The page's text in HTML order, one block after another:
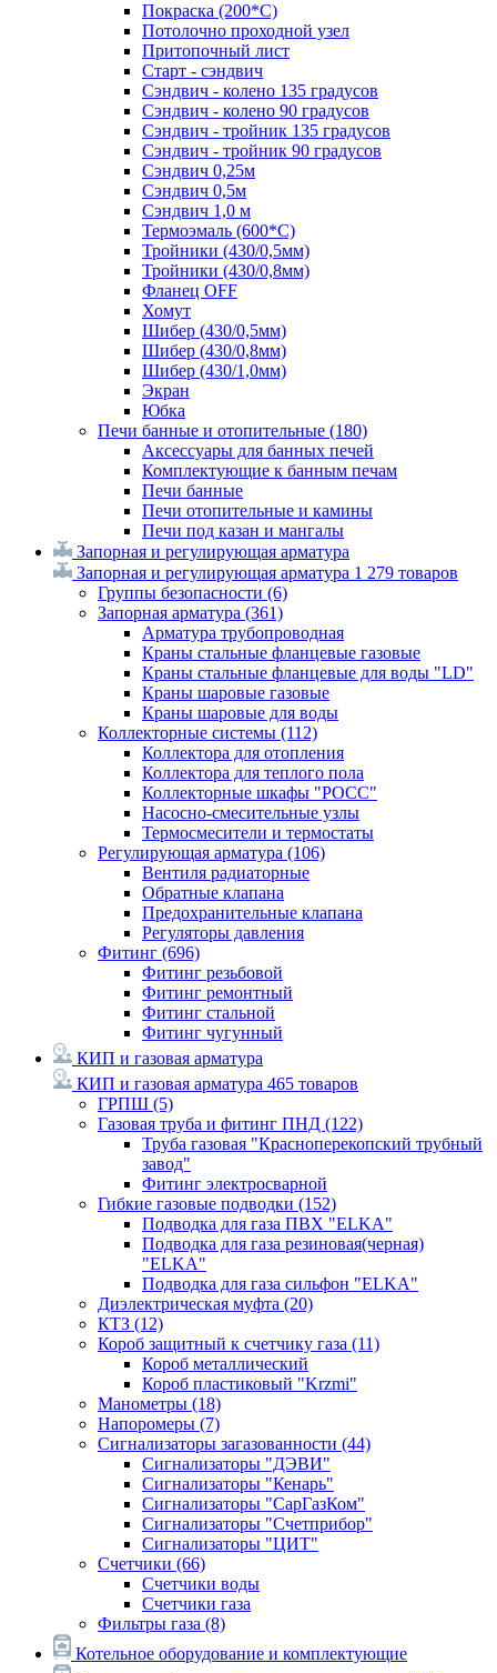
Покраска (200*С)
Потолочно проходной узел
Притопочный лист
Старт - сэндвич
Сэндвич - колено 135 градусов
Сэндвич - колено 90 градусов
Сэндвич - тройник 135 градусов
Сэндвич - тройник 90 градусов
Сэндвич 0,25м
Сэндвич 0,5м
Сэндвич 1,0 м
Термоэмаль (600*С)
Тройники (430/0,5мм)
Тройники (430/0,8мм)
Фланец OFF
Хомут
Шибер (430/0,5мм)
Шибер (430/0,8мм)
Шибер (430/1,0мм)
Экран
Юбка
Печи банные и отопительные (180)
Аксессуары для банных печей
Комплектующие к банным печам
Печи банные
Печи отопительные и камины
Печи под казан и мангалы
Запорная и регулирующая арматура
Запорная и регулирующая арматура 1 279 товаров
Группы безопасности (6)
Запорная арматура (361)
Арматура трубопроводная
Краны стальные фланцевые газовые
Краны стальные фланцевые для воды "LD"
Краны шаровые газовые
Краны шаровые для воды
Коллекторные системы (112)
Коллектора для отопления
Коллектора для теплого пола
Коллекторные шкафы "РОСС"
Насосно-смесительные узлы
Термосмесители и термостаты
Регулирующая арматура (106)
Вентиля радиаторные
Обратные клапана
Предохранительные клапана
Регуляторы давления
Фитинг (696)
Фитинг резьбовой
Фитинг ремонтный
Фитинг стальной
Фитинг чугунный
КИП и газовая арматура
КИП и газовая арматура 465 товаров
ГРПШ (5)
Газовая труба и фитинг ПНД (122)
Труба газовая "Красноперекопский трубный
завод"
Фитинг электросварной
Гибкие газовые подводки (152)
Подводка для газа ПВХ "ELKA"
Подводка для газа резиновая(черная)
"ELKA"
Подводка для газа сильфон "ELKA"
Диэлектрическая муфта (20)
КТЗ (12)
Короб защитный к счетчику газа (11)
Короб металлический
Короб пластиковый "Krzmi"
Манометры (18)
Напоромеры (7)
Сигнализаторы загазованности (44)
Сигнализаторы "ДЭВИ"
Сигнализаторы "Кенарь"
Сигнализаторы "СарГазКом"
Сигнализаторы "Счетприбор"
Сигнализаторы "ЦИТ"
Счетчики (66)
Счетчики воды
Счетчики газа
Фильтры газа (8)
Котельное оборудование и комплектующие